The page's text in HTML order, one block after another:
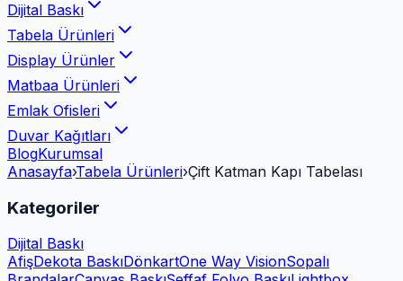
Dijital Baskı
Tabela Ürünleri
Display Ürünler
Matbaa Ürünleri
Emlak Ofisleri
Duvar Kağıtları
BlogKurumsal
Anasayfa›Tabela Ürünleri›Çift Katman Kapı Tabelası
Kategoriler
Dijital Baskı
AfişDekota BaskıDönkartOne Way VisionSopalı